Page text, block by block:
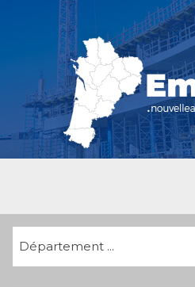
Département ...